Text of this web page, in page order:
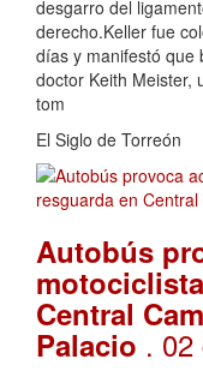
desgarro del
derecho.Keller fue
días y manifestó que
doctor Keith Meister,
tom
El Siglo de Torreón
Autobús
Central
Palacio . 02